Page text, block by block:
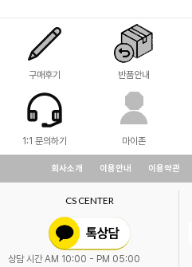
구매후기 반품안내
1:1 문의하기 마이존
회사소개 이용안내 이용약관
CS CENTER
상담 시간 AM 10:00 - PM 05:00